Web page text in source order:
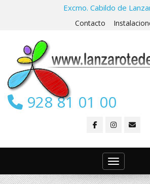
Excmo. Cabildo de
Contacto
928 81 01 00
Toggle